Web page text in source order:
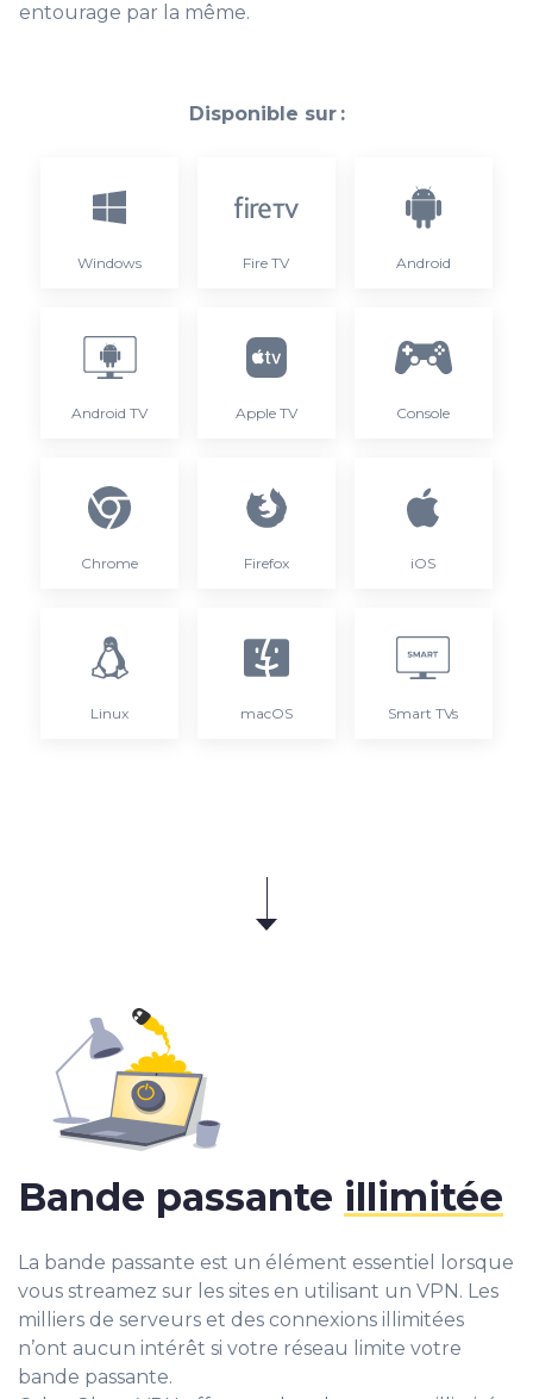
entourage par la même.
Disponible sur :
Windows Fire TV Android
Android TV Apple TV Console
Chrome Firefox iOS
Linux macOS Smart TVs
La bande passante est un élément essentiel lorsque
vous streamez sur les sites en utilisant un VPN. Les
milliers de serveurs et des connexions illimitées
n’ont aucun intérêt si votre réseau limite votre
bande passante.
Bande passante illimitée